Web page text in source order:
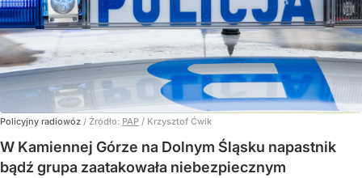
Policyjny radiowóz / Źródło: PAP / Krzysztof Ćwik
W Kamiennej Górze na Dolnym Śląsku napastnik
bądź grupa zaatakowała niebezpiecznym